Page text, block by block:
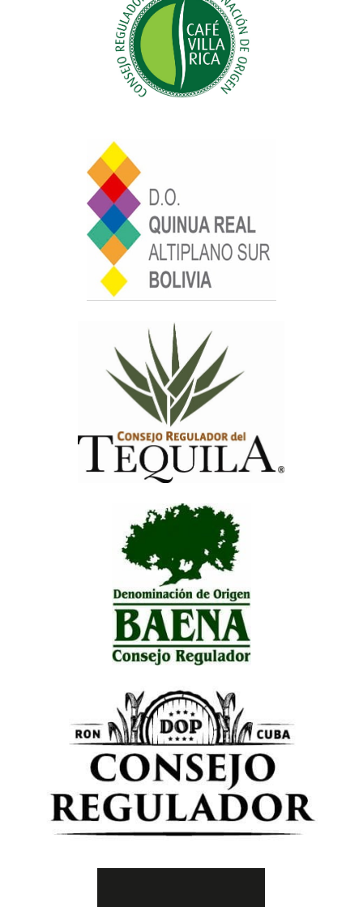
Consejo Regulador de la Denominación
de Origen Café Villa Rica
Consejo Regulador de la Quinua Real
del Altiplano Sur de Bolivia
Consejo Regulador del Tequila (CRT)
Consejo Regulador Denominación de
Origen Baena
Consejo Regulador DOP CUBA para Ron